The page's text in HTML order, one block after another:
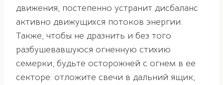
движения, постепенно устранит дисбаланс
активно движущихся потоков энергии.
Также, чтобы не дразнить и без того
разбушевавшуюся огненную стихию
семерки, будьте осторожней с огнем в ее
секторе: отложите свечи в дальний ящик,